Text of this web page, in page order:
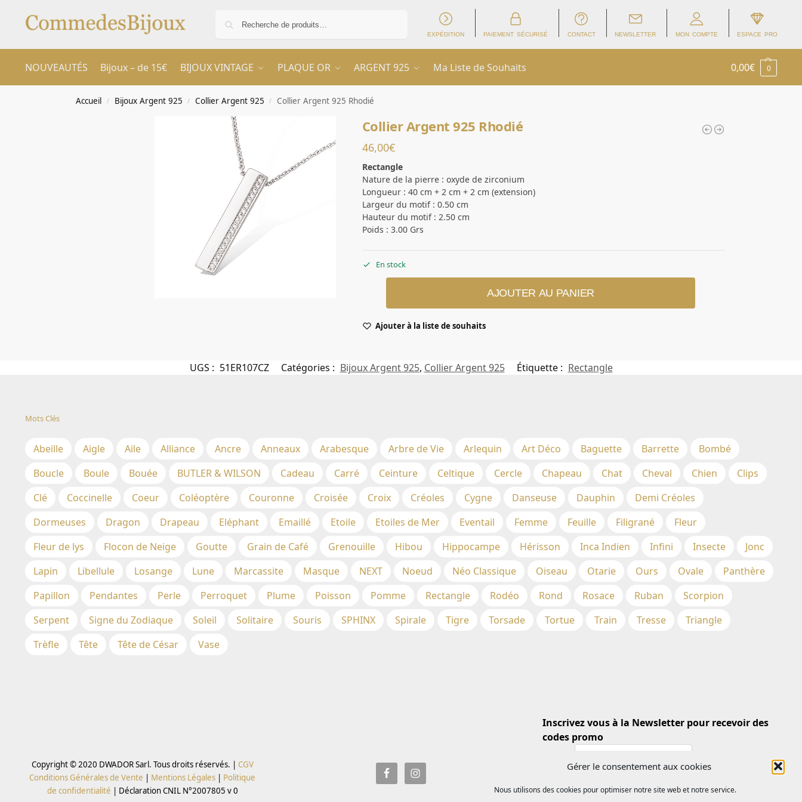
Gérer le consentement aux cookies
Nous utilisons des cookies pour optimiser notre site web et notre service.
EXPÉDITION PAIEMENT SÉCURISÉ CONTACT NEWSLETTER MON COMPTE ESPACE PRO
NOUVEAUTÉS Bijoux – de 15€ BIJOUX VINTAGE PLAQUE OR ARGENT 925 Ma Liste de Souhaits 0,00€ 0
Accueil / Bijoux Argent 925 / Collier Argent 925 / Collier Argent 925 Rhodié
Collier Argent 925 Rhodié
46,00€
Rectangle
Nature de la pierre : oxyde de zirconium
Longueur : 40 cm + 2 cm + 2 cm (extension)
Largeur du motif : 0.50 cm
Hauteur du motif : 2.50 cm
Poids : 3.00 Grs
En stock
AJOUTER AU PANIER
Ajouter à la liste de souhaits
UGS : 51ER107CZ Catégories : Bijoux Argent 925, Collier Argent 925 Étiquette : Rectangle
Mots Clés
Abeille Aigle Aile Alliance Ancre Anneaux Arabesque Arbre de Vie Arlequin Art Déco Baguette Barrette
Bombé
Boucle
Boule Bouée BUTLER & WILSON Cadeau Carré Ceinture Celtique Cercle Chapeau Chat Cheval Chien
Clips
Clé
Coccinelle Coeur Coléoptère Couronne Croisée Croix Créoles Cygne Danseuse Dauphin
Demi Créoles
Dormeuses
Dragon Drapeau Eléphant Emaillé Etoile Etoiles de Mer Eventail Femme Feuille Filigrané
Fleur
Fleur de lys
Flocon de Neige Goutte Grain de Café Grenouille Hibou Hippocampe Hérisson Inca Indien Infini Insecte
Jonc
Lapin
Libellule Losange Lune Marcassite Masque NEXT Noeud Néo Classique Oiseau Otarie Ours Ovale
Panthère
Papillon
Pendantes Perle Perroquet Plume Poisson Pomme Rectangle Rodéo Rond Rosace Ruban
Scorpion
Serpent
Signe du Zodiaque Soleil Solitaire Souris SPHINX Spirale Tigre Torsade Tortue Train Tresse
Triangle
Trèfle
Tête Tête de César Vase
Copyright © 2020 DWADOR Sarl. Tous droits réservés. | CGV
Conditions Générales de Vente
Mentions Légales
Politique
de confidentialité
Déclaration CNIL N°2007805 v 0
Inscrivez vous à la Newsletter pour recevoir des
codes promo